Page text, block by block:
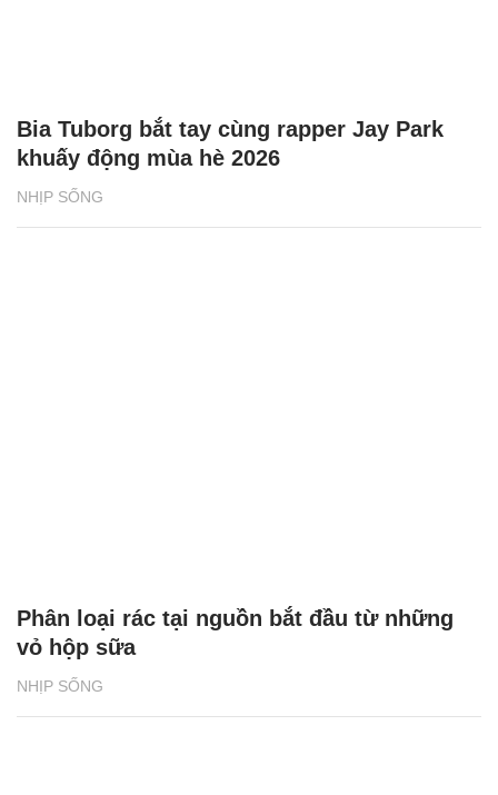
NHỊP SỐNG
Bia Tuborg bắt tay cùng rapper Jay Park
khuấy động mùa hè 2026
NHỊP SỐNG
Phân loại rác tại nguồn bắt đầu từ những
vỏ hộp sữa